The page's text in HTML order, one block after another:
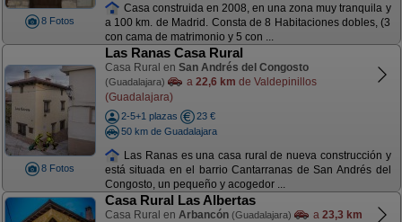
8 Fotos
Casa construida en 2008, en una zona muy tranquila y
a 100 km. de Madrid. Consta de 8 Habitaciones dobles, (3
con cama de matrimonio y 5 con ...
8 Fotos
Las Ranas Casa Rural
Casa Rural en San Andrés del Congosto
(Guadalajara) a 22,6 km de Valdepinillos
(Guadalajara)
2-5+1 plazas
23 €
50 km de Guadalajara
Las Ranas es una casa rural de nueva construcción y
está situada en el barrio Cantarranas de San Andrés del
Congosto, un pequeño y acogedor ...
Casa Rural Las Albertas
Casa Rural en Arbancón (Guadalajara) a 23,3 km